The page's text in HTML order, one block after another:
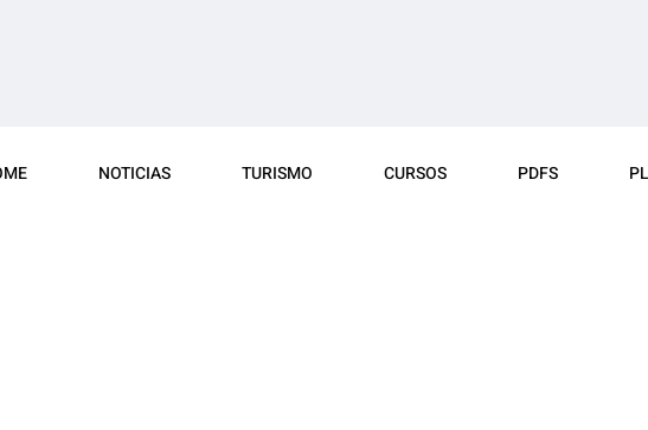
NOTICIAS TURISMO CURSOS PDFS